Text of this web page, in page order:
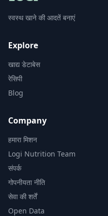
स्वस्थ खाने की आदतें बनाएं
Explore
खाद्य डेटाबेस
रेसिपी
Blog
Company
हमारा मिशन
Logi Nutrition Team
संपर्क
गोपनीयता नीति
सेवा की शर्तें
Open Data